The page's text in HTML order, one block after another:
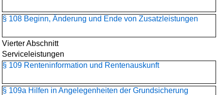
§ 108 Beginn, Änderung und Ende von Zusatzleistungen
Vierter Abschnitt
Serviceleistungen
§ 109 Renteninformation und Rentenauskunft
§ 109a Hilfen in Angelegenheiten der Grundsicherung